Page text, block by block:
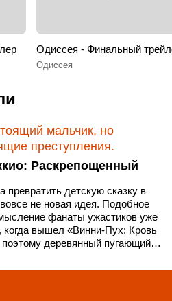
Одиссея - Финальный
Одиссея
мальчик, но
преступления.
Раскрепощенный
превратить детскую сказку в
не новая идея. Подобное
фанаты ужастиков уже
когда вышел «Винни-Пух: Кровь
поэтому деревянный пугающий…